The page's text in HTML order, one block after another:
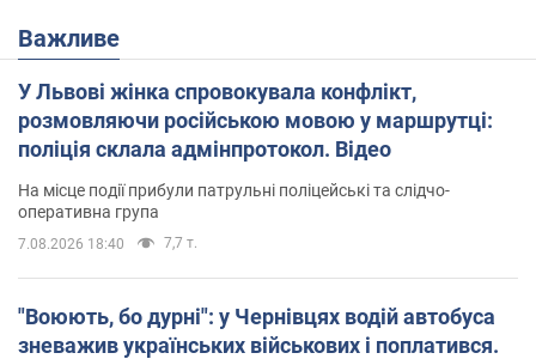
Важливе
У Львові жінка спровокувала конфлікт,
розмовляючи російською мовою у маршрутці:
поліція склала адмінпротокол. Відео
На місце події прибули патрульні поліцейські та слідчо-
оперативна група
7.08.2026 18:40 7,7 т.
"Воюють, бо дурні": у Чернівцях водій автобуса
зневажив українських військових і поплатився.